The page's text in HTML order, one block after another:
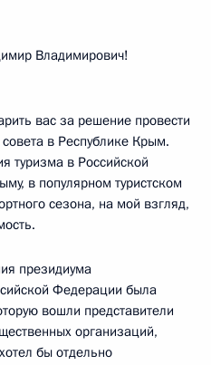
Владимирович!
вас за решение провести
совета в Республике Крым.
туризма в Российской
в популярном туристском
сезона, на мой взгляд,
президиума
Федерации была
вошли представители
организаций,
бы отдельно